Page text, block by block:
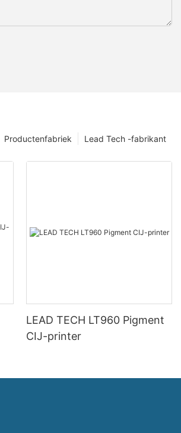
Lead Tech -fabrikant
Productenfabriek
LEAD TECH LT960 Pigment
CIJ-printer